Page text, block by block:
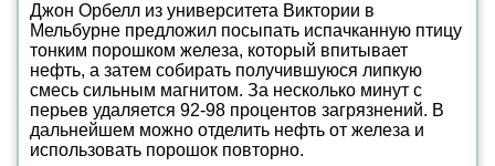
Джон Орбелл из университета Виктории в
Мельбурне предложил посыпать испачканную птицу
тонким порошком железа, который впитывает
нефть, а затем собирать получившуюся липкую
смесь сильным магнитом. За несколько минут с
перьев удаляется 92-98 процентов загрязнений. В
дальнейшем можно отделить нефть от железа и
использовать порошок повторно.